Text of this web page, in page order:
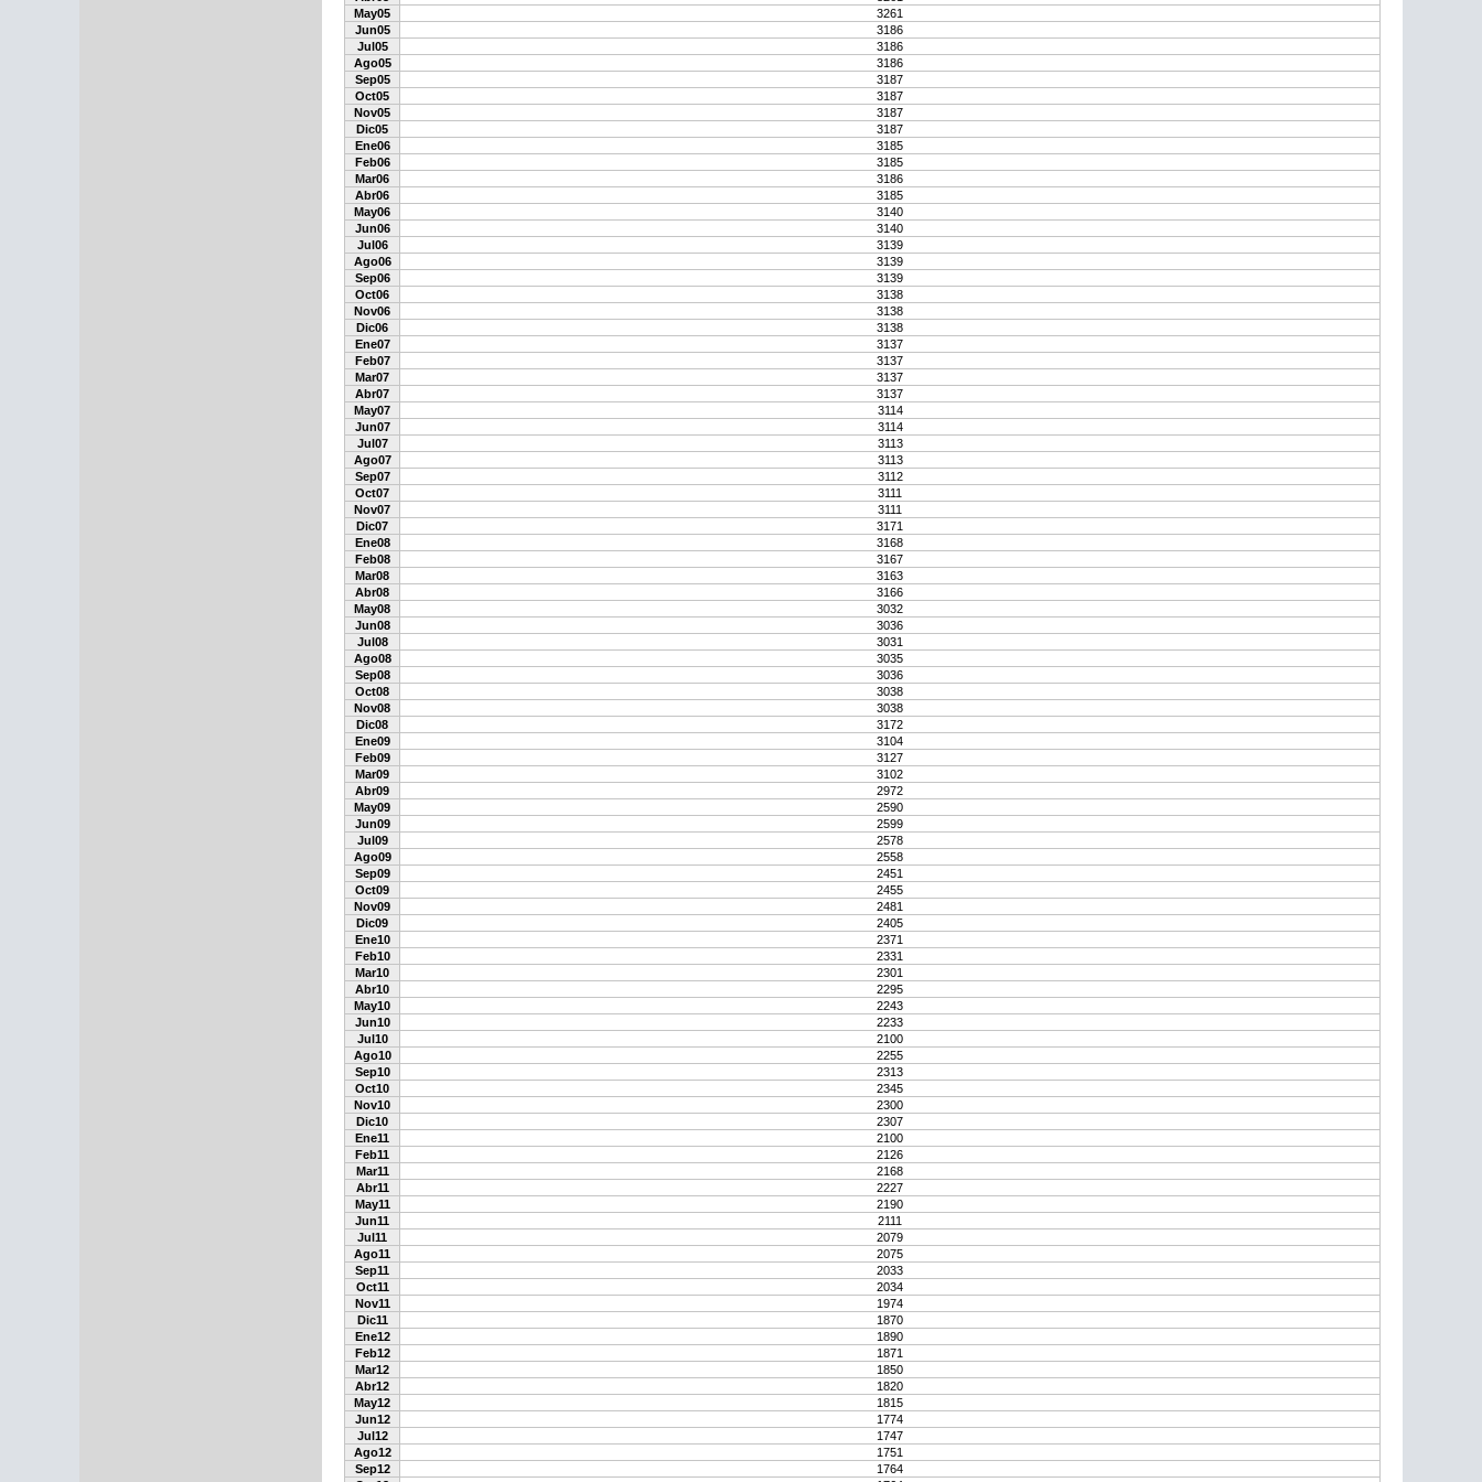
May05
3261
Jun05
3186
Jul05
3186
Ago05
3186
Sep05
3187
Oct05
3187
Nov05
3187
Dic05
3187
Ene06
3185
Feb06
3185
Mar06
3186
Abr06
3185
May06
3140
Jun06
3140
Jul06
3139
Ago06
3139
Sep06
3139
Oct06
3138
Nov06
3138
Dic06
3138
Ene07
3137
Feb07
3137
Mar07
3137
Abr07
3137
May07
3114
Jun07
3114
Jul07
3113
Ago07
3113
Sep07
3112
Oct07
3111
Nov07
3111
Dic07
3171
Ene08
3168
Feb08
3167
Mar08
3163
Abr08
3166
May08
3032
Jun08
3036
Jul08
3031
Ago08
3035
Sep08
3036
Oct08
3038
Nov08
3038
Dic08
3172
Ene09
3104
Feb09
3127
Mar09
3102
Abr09
2972
May09
2590
Jun09
2599
Jul09
2578
Ago09
2558
Sep09
2451
Oct09
2455
Nov09
2481
Dic09
2405
Ene10
2371
Feb10
2331
Mar10
2301
Abr10
2295
May10
2243
Jun10
2233
Jul10
2100
Ago10
2255
Sep10
2313
Oct10
2345
Nov10
2300
Dic10
2307
Ene11
2100
Feb11
2126
Mar11
2168
Abr11
2227
May11
2190
Jun11
2111
Jul11
2079
Ago11
2075
Sep11
2033
Oct11
2034
Nov11
1974
Dic11
1870
Ene12
1890
Feb12
1871
Mar12
1850
Abr12
1820
May12
1815
Jun12
1774
Jul12
1747
Ago12
1751
Sep12
1764